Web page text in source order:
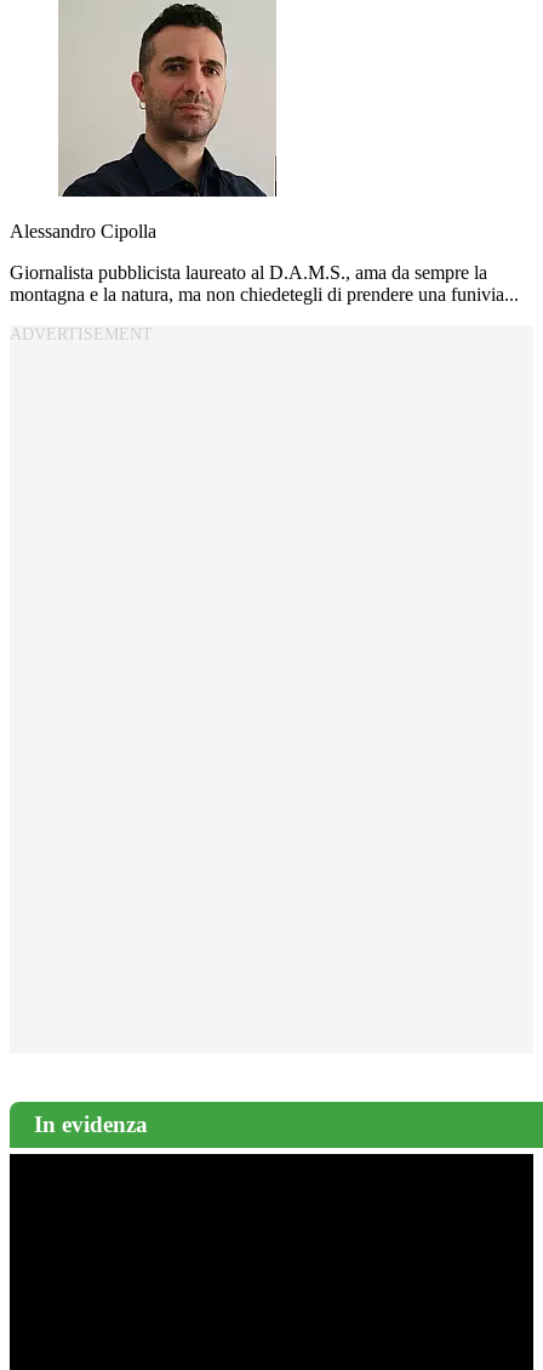
Alessandro Cipolla
Giornalista pubblicista laureato al D.A.M.S., ama da sempre la
montagna e la natura, ma non chiedetegli di prendere una funivia...
In evidenza